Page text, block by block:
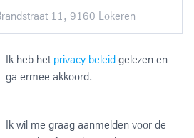
Ik heb het privacy beleid gelezen en
ga ermee akkoord.
Ik wil me graag aanmelden voor de